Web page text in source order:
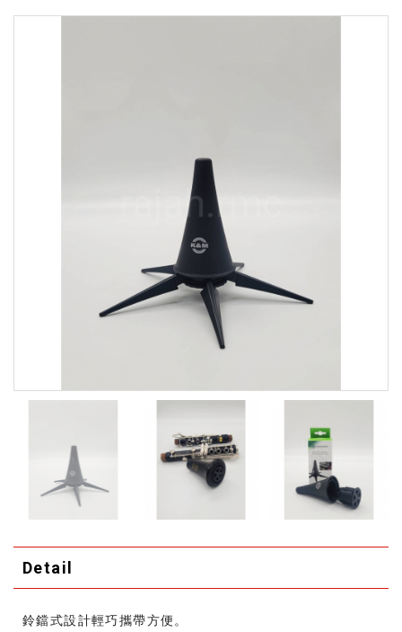
Detail
鈴鐺式設計輕巧攜帶方便。